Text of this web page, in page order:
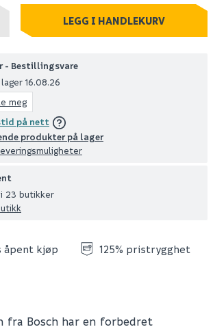
LEGG I HANDLEKURV
- Bestillingsvare
16.08.26
meg
på nett
produkter på lager
23 butikker
åpent kjøp 125% pristrygghet
fra Bosch har en forbedret